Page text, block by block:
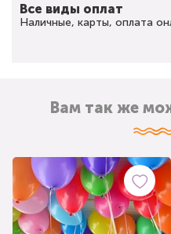
Все виды оплат
Наличные, карты, оплата
Вам так же